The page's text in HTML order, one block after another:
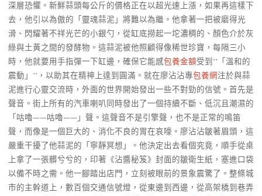
深層恐懼。新鮮蒜頭每公斤的價格正在以超光速上漲，如果再這樣下
去，他引以為傲的「靈魂蒜泥」將難以為繼。他拿著一把被磨得光
滑、閃耀著不祥光芒的小銀勺，從缸底撈起一坨濃稠的、顏色介於灰
綠與土黃之間的發酵物。這蒜泥被他照顧得像稀世珍寶，每隔三小
時，他就要用手指彈一下缸邊，確保它能感包養金額受到**「溫和的
震動」**，以助其在精神上達到圓滿。就在廖沾沾專包養網注於與蒜
泥進行心靈交流時，外面的世界開始發出一些不對勁的信號。首先是
聲音。街上所有的汽車喇叭同時發出了一個持續不斷、低沉且潮濕的
「咕嚕——咕嚕——」聲。這聲音不是引擎聲，也不是正常的鳴笛
聲，而像是一個巨大的、消化不良的胃在哀嚎。廖沾沾皺著眉頭，這
嚴重干擾了他蒜泥的「寧靜冥想」。他決定出去看個究竟，順手從桌
上拿了一張髒兮兮的，印著《沾醬秘笈》封面的皺衛生紙，塞進口袋
以備不時之需。他一腳踏出店門，立刻被眼前的景象震驚了。整條城
市的主幹道上，數百個交通信號燈，從東邊到西邊，從高架橋到巷弄